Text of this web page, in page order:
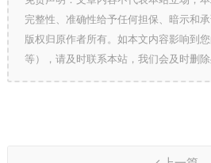
完整性、准确性给予任何担保、暗示和
版权归原作者所有。如本文内容影响到
等），请及时联系本站，我们会及时删除